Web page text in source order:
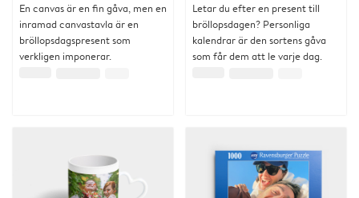
En canvas är en fin gåva, men en
inramad canvastavla är en
bröllopsdagspresent som
verkligen imponerar.
Letar du efter en present till
bröllopsdagen? Personliga
kalendrar är den sortens gåva
som får dem att le varje dag.